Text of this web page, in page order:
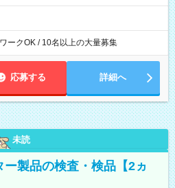
ークOK / 10名以上の大量募集
応募する 詳細へ
未読
ー製品の検査・検品【2ヵ